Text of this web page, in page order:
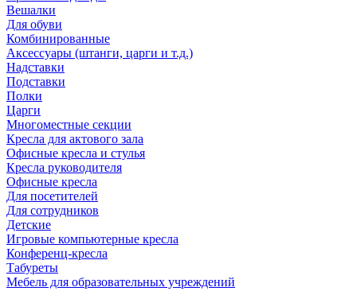
Вешалки
Для обуви
Комбинированные
Аксессуары (штанги, царги и т.д.)
Надставки
Подставки
Полки
Царги
Многоместные секции
Кресла для актового зала
Офисные кресла и стулья
Кресла руководителя
Офисные кресла
Для посетителей
Для сотрудников
Детские
Игровые компьютерные кресла
Конференц-кресла
Табуреты
Мебель для образовательных учреждений